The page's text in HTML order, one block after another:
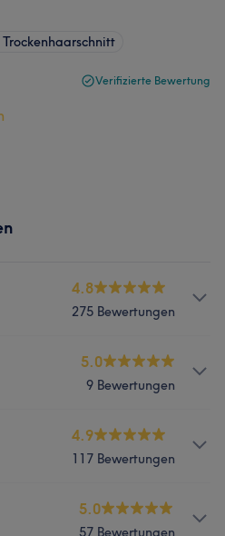
Verifizierte Bewertung
4.8
275 Bewertungen
sagen
5.0
9 Bewertungen
4.9
117 Bewertungen
5.0
57 Bewertungen